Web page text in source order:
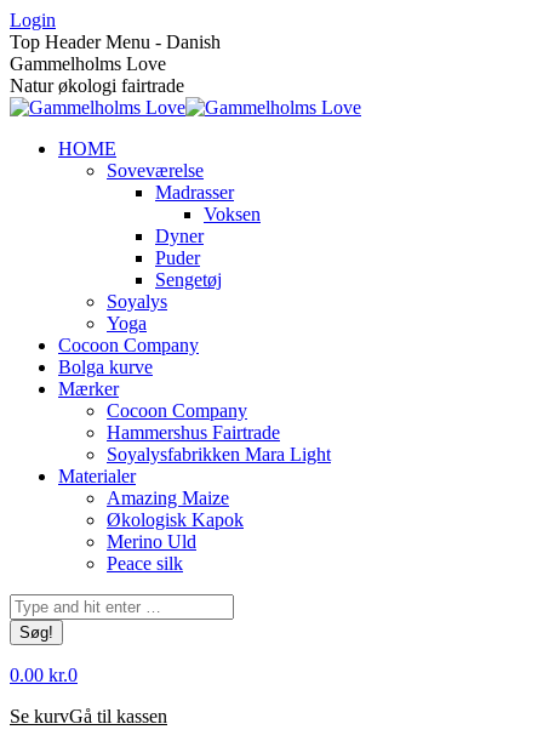
Skip
to
content
Login
Top Header Menu - Danish
Gammelholms Love
Natur økologi fairtrade
HOME
Soveværelse
Madrasser
Voksen
Dyner
Puder
Sengetøj
Soyalys
Yoga
Cocoon Company
Bolga kurve
Mærker
Cocoon Company
Hammershus Fairtrade
Soyalysfabrikken Mara Light
Materialer
Amazing Maize
Økologisk Kapok
Merino Uld
Peace silk
Søg:
0.00 kr.0
Se kurvGå til kassen